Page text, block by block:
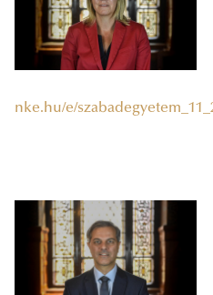
nke.hu/e/